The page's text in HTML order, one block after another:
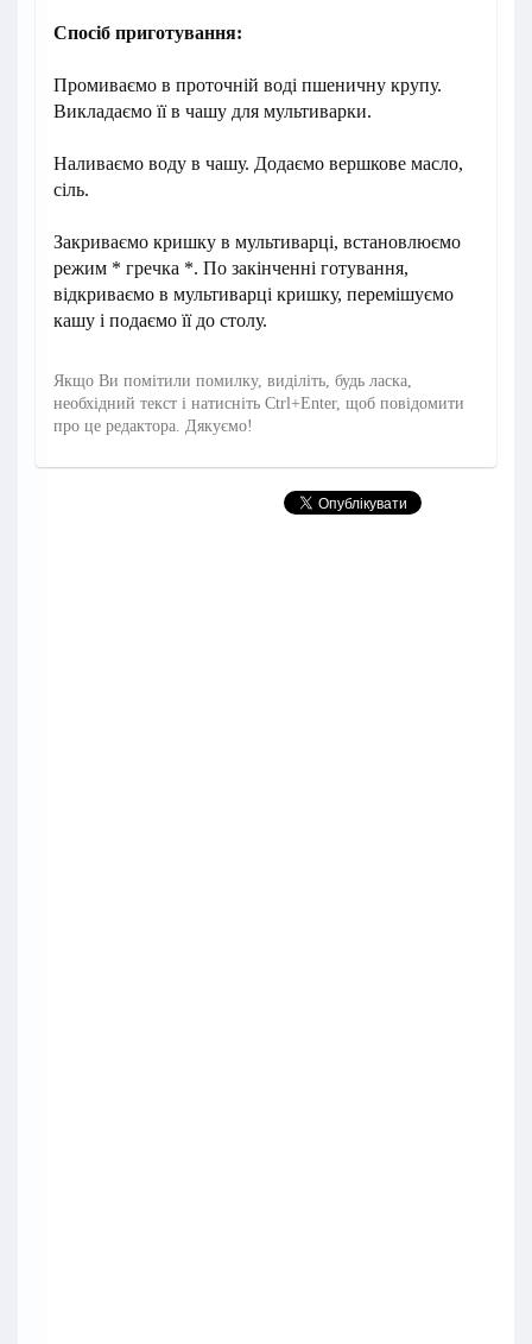
Спосіб приготування:
Промиваємо в проточній воді пшеничну крупу.
Викладаємо її в чашу для мультиварки.
Наливаємо воду в чашу. Додаємо вершкове масло,
сіль.
Закриваємо кришку в мультиварці, встановлюємо
режим * гречка *. По закінченні готування,
відкриваємо в мультиварці кришку, перемішуємо
кашу і подаємо її до столу.
Якщо Ви помітили помилку, виділіть, будь ласка,
необхідний текст і натисніть Ctrl+Enter, щоб повідомити
про це редактора. Дякуємо!